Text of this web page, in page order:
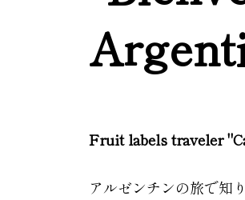
Fruit labels traveler
アルゼンチンの旅で知